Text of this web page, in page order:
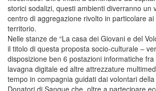
storici sodalizi, questi ambienti diverranno un
centro di aggregazione rivolto in particolare ai
territorio.
Nelle stanze de “La casa dei Giovani e del
il titolo di questa proposta socio-culturale –
disposizione ben 6 postazioni informatiche
lavagna digitale ed altre attrezzature
tempo in compagnia guidati dai volontari